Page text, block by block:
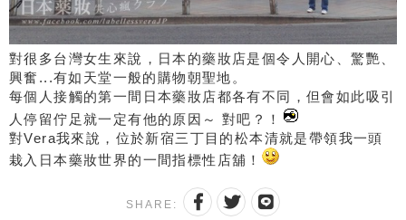
對很多台灣女生來說，日本的藥妝店是個令人開心、驚艷、
興奮...有如天堂一般的購物朝聖地。
每個人接觸的第一間日本藥妝店都各有不同，但會如此吸引
人停留佇足就一定有他的原因～ 對吧？！
對Vera我來說，位於新宿三丁目的松本清就是帶領我一頭
栽入日本藥妝世界的一間指標性店舖！
SHARE: